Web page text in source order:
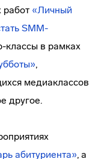
работ «Личный
SMM-
классы в рамках
,
медиаклассов
другое.
абитуриента», а